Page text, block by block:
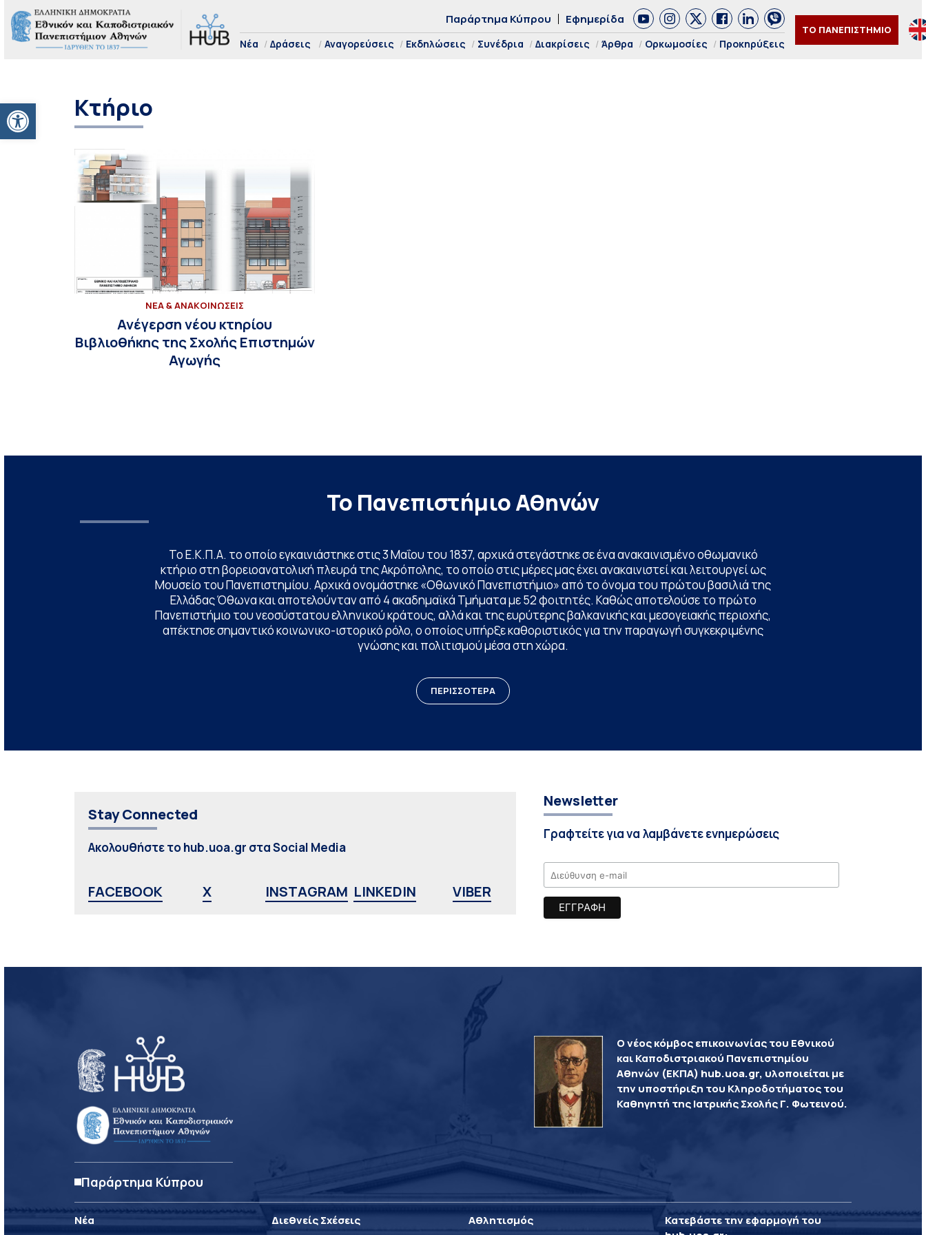
Ανοίξτε τη γραμμή εργαλείων
Παράρτημα Κύπρου Εφημερίδα
Νέα Δράσεις Αναγορεύσεις Εκδηλώσεις Συνέδρια Διακρίσεις Άρθρα Ορκωμοσίες Προκηρύξεις
ΤΟ ΠΑΝΕΠΙΣΤΗΜΙΟ
Κτήριο
ΝΕΑ & ΑΝΑΚΟΙΝΩΣΕΙΣ
Ανέγερση νέου κτηρίου
Βιβλιοθήκης της Σχολής Επιστημών
Αγωγής
Το Πανεπιστήμιο Αθηνών
Το Ε.Κ.Π.Α. το οποίο εγκαινιάστηκε στις 3 Μαΐου του 1837, αρχικά στεγάστηκε σε ένα ανακαινισμένο οθωμανικό
κτήριο στη βορειοανατολική πλευρά της Ακρόπολης, το οποίο στις μέρες μας έχει ανακαινιστεί και λειτουργεί ως
Μουσείο του Πανεπιστημίου. Αρχικά ονομάστηκε «Οθωνικό Πανεπιστήμιο» από το όνομα του πρώτου βασιλιά της
Ελλάδας Όθωνα και αποτελούνταν από 4 ακαδημαϊκά Τμήματα με 52 φοιτητές. Καθώς αποτελούσε το πρώτο
Πανεπιστήμιο του νεοσύστατου ελληνικού κράτους, αλλά και της ευρύτερης βαλκανικής και μεσογειακής περιοχής,
απέκτησε σημαντικό κοινωνικο-ιστορικό ρόλο, ο οποίος υπήρξε καθοριστικός για την παραγωγή συγκεκριμένης
γνώσης και πολιτισμού μέσα στη χώρα.
ΠΕΡΙΣΣΟΤΕΡΑ
Stay Connected
Ακολουθήστε το hub.uoa.gr στα Social Media
FACEBOOK X INSTAGRAM LINKEDIN VIBER
Newsletter
Γραφτείτε για να λαμβάνετε ενημερώσεις
Παράρτημα Κύπρου
Ο νέος κόμβος επικοινωνίας του Εθνικού
και Καποδιστριακού Πανεπιστημίου
Αθηνών (ΕΚΠΑ) hub.uoa.gr, υλοποιείται με
την υποστήριξη του Κληροδοτήματος του
Καθηγητή της Ιατρικής Σχολής Γ. Φωτεινού.
Νέα Διεθνείς Σχέσεις Αθλητισμός
Κατεβάστε την εφαρμογή του